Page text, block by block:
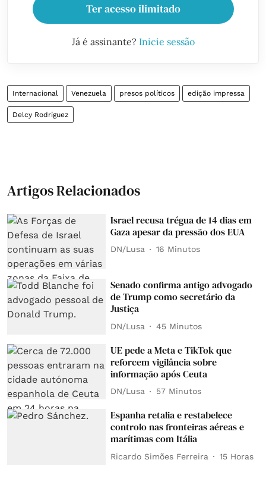
Ter acesso ilimitado
Já é assinante? Inicie sessão
Internacional Venezuela presos políticos edição impressa
Delcy Rodríguez
Artigos Relacionados
Israel recusa trégua de 14 dias em
Gaza apesar da pressão dos EUA
DN/Lusa 16 Minutos
Senado confirma antigo advogado
de Trump como secretário da
Justiça
DN/Lusa 45 Minutos
UE pede a Meta e TikTok que
reforcem vigilância sobre
informação após Ceuta
DN/Lusa 57 Minutos
Espanha retalia e restabelece
controlo nas fronteiras aéreas e
marítimas com Itália
Ricardo Simões Ferreira 15 Horas